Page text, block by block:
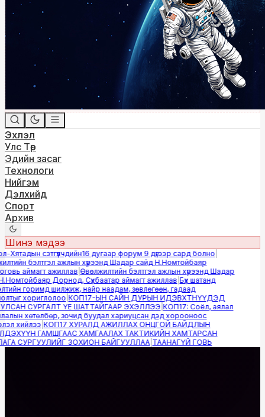
Эхлэл
Улс Төр
Эдийн засаг
Технологи
Нийгэм
Дэлхийд
Спорт
Архив
Шинэ мэдээ
сэтгүүлчдийн16 дугаар форум 9 дүгээр сард болно|
бэлтгэл ажлын хүрээнд Шадар сайд Н.Номтойбаяр
аймагт ажиллав|Өвөлжилтийн бэлтгэл ажлын хүрээнд Шадар
Дорнод, Сүхбаатар аймагт ажиллав|Бүх шатанд
горимд шилжиж, найр наадам, зөвлөгөөн, гадаад
хориглолоо|КОП17-ЫН САЙН ДУРЫН ИДЭВХТНҮҮДЭД
СУРГАЛТ ҮЕ ШАТТАЙГААР ЭХЭЛЛЭЭ|КОП17: Соёл, аялал
хөтөлбөр, зочид буудал хариуцсан дэд хорооноос
хийлээ|КОП17 ХУРАЛД АЖИЛЛАХ ОНЦГОЙ БАЙДЛЫН
ГАМШГААС ХАМГААЛАХ ТАКТИКИЙН ХАМТАРСАН
СУРГУУЛИЙГ ЗОХИОН БАЙГУУЛЛАА|ТААНАГҮЙ ГОВЬ